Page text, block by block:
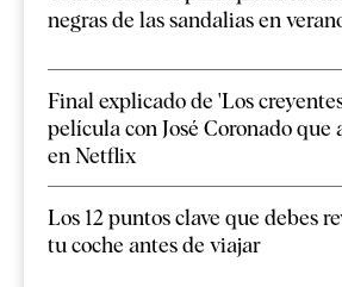
negras de las sandalias en
Final explicado de 'Los
película con José Coronado que
en Netflix
Los 12 puntos clave que debes
tu coche antes de viajar